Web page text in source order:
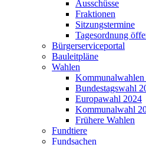
Ausschüsse
Fraktionen
Sitzungstermine
Tagesordnung
Bürgerserviceportal
Bauleitpläne
Wahlen
Kommunalwahlen
Bundestagswahl
Europawahl 2024
Kommunalwahl
Frühere Wahlen
Fundtiere
Fundsachen